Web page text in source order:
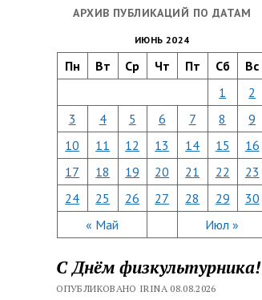
АРХИВ ПУБЛИКАЦИЙ ПО ДАТАМ
ИЮНЬ 2024
Пн Вт Ср Чт Пт Сб Вс
« Май Июл »
1
2
3
4 5 6 7 8
9
10
11 12 13 14 15
16
17
18 19 20 21 22
23
24
25 26 27 28 29 30
С Днём физкультурника!
ОПУБЛИКОВАНО IRINA 08.08.2026